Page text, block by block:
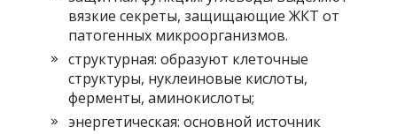
вязкие секреты, защищающие ЖКТ от
патогенных микроорганизмов.
структурная: образуют клеточные
структуры, нуклеиновые кислоты,
ферменты, аминокислоты;
энергетическая: основной источник